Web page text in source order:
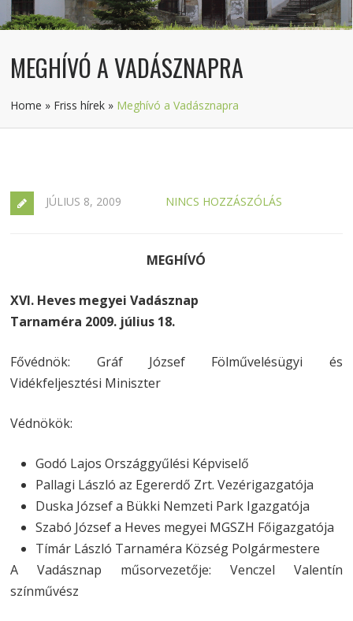
MEGHÍVÓ A VADÁSZNAPRA
Home » Friss hírek » Meghívó a Vadásznapra
JÚLIUS 8, 2009 NINCS HOZZÁSZÓLÁS
MEGHÍVÓ
XVI. Heves megyei Vadásznap
Tarnaméra 2009. július 18.
Fővédnök: Gráf József Fölművelésügyi és
Vidékfeljesztési Miniszter
Védnökök:
Godó Lajos Országgyűlési Képviselő
Pallagi László az Egererdő Zrt. Vezérigazgatója
Duska József a Bükki Nemzeti Park Igazgatója
Szabó József a Heves megyei MGSZH Főigazgatója
Tímár László Tarnaméra Község Polgármestere
A Vadásznap műsorvezetője: Venczel Valentín
színművész